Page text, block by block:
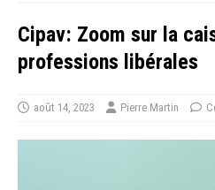
Cipav: Zoom sur la
professions libérales
août 14, 2023 Pierre Martin